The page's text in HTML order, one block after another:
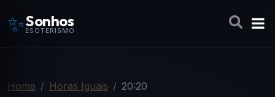
✨Sonhos
ESOTERISMO
Home Horas Iguais 20:20